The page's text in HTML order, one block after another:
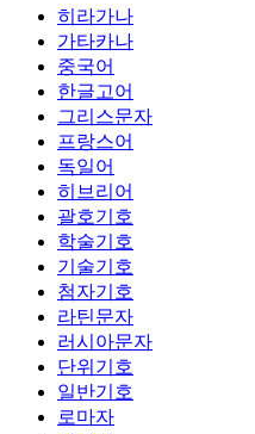
히라가나
가타카나
중국어
한글고어
그리스문자
프랑스어
독일어
히브리어
괄호기호
학술기호
기술기호
첨자기호
라틴문자
러시아문자
단위기호
일반기호
로마자